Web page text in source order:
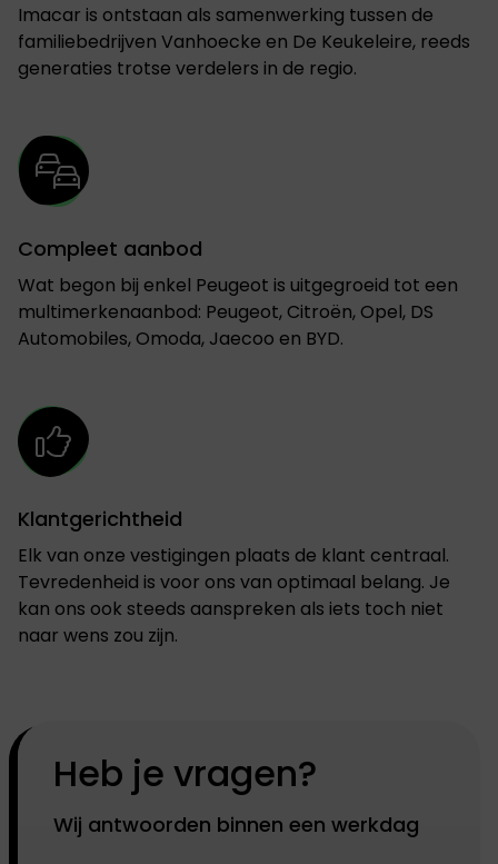
Imacar is ontstaan als samenwerking tussen de
familiebedrijven Vanhoecke en De Keukeleire, reeds
generaties trotse verdelers in de regio.
Compleet aanbod
Wat begon bij enkel Peugeot is uitgegroeid tot een
multimerkenaanbod: Peugeot, Citroën, Opel, DS
Automobiles, Omoda, Jaecoo en BYD.
Klantgerichtheid
Elk van onze vestigingen plaats de klant centraal.
Tevredenheid is voor ons van optimaal belang. Je
kan ons ook steeds aanspreken als iets toch niet
naar wens zou zijn.
Heb je vragen?
Wij antwoorden binnen een werkdag